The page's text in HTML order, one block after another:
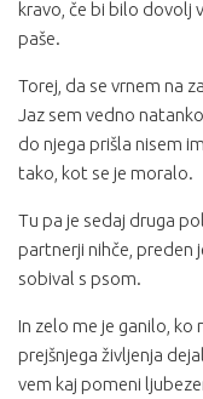
kravo, če bi bilo dovolj
paše.
Torej, da se vrnem na
Jaz sem vedno
do njega prišla nisem
tako, kot se je moralo.
Tu pa je sedaj druga
partnerji nihče, preden
sobival s psom.
In zelo me je ganilo,
prejšnjega življenja
vem kaj pomeni